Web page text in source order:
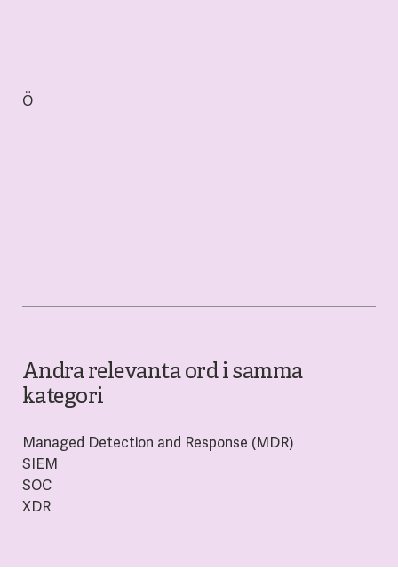
Ö
Andra relevanta ord i samma
kategori
Managed Detection and Response (MDR)
SIEM
SOC
XDR